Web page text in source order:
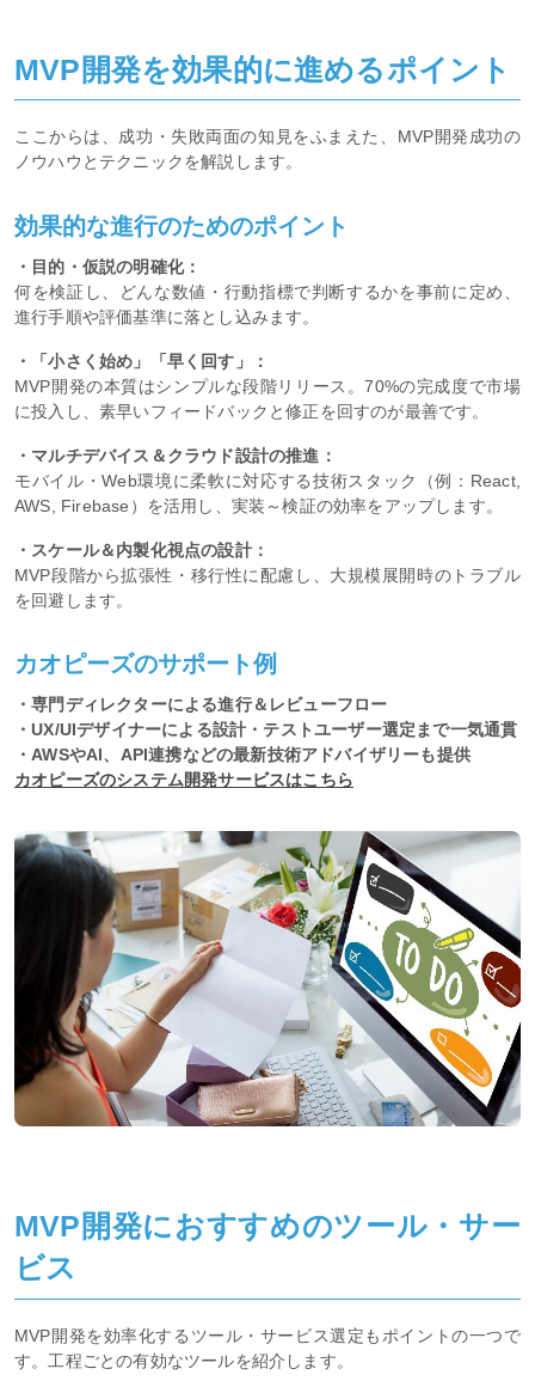
MVP開発を効果的に進めるポイント
ここからは、成功・失敗両面の知見をふまえた、MVP開発成功の
ノウハウとテクニックを解説します。
効果的な進行のためのポイント
・目的・仮説の明確化：
何を検証し、どんな数値・行動指標で判断するかを事前に定め、
進行手順や評価基準に落とし込みます。
・「小さく始め」「早く回す」：
MVP開発の本質はシンプルな段階リリース。70%の完成度で市場
に投入し、素早いフィードバックと修正を回すのが最善です。
・マルチデバイス＆クラウド設計の推進：
モバイル・Web環境に柔軟に対応する技術スタック（例：React,
AWS, Firebase）を活用し、実装～検証の効率をアップします。
・スケール＆内製化視点の設計：
MVP段階から拡張性・移行性に配慮し、大規模展開時のトラブル
を回避します。
カオピーズのサポート例
・専門ディレクターによる進行＆レビューフロー
・UX/UIデザイナーによる設計・テストユーザー選定まで一気通貫
・AWSやAI、API連携などの最新技術アドバイザリーも提供
カオピーズのシステム開発サービスはこちら
MVP開発におすすめのツール・サー
ビス
MVP開発を効率化するツール・サービス選定もポイントの一つで
す。工程ごとの有効なツールを紹介します。